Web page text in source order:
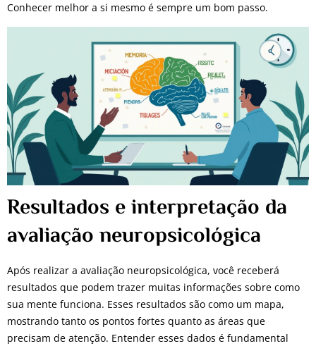
Conhecer melhor a si mesmo é sempre um bom passo.
Resultados e interpretação da
avaliação neuropsicológica
Após realizar a avaliação neuropsicológica, você receberá
resultados que podem trazer muitas informações sobre como
sua mente funciona. Esses resultados são como um mapa,
mostrando tanto os pontos fortes quanto as áreas que
precisam de atenção. Entender esses dados é fundamental